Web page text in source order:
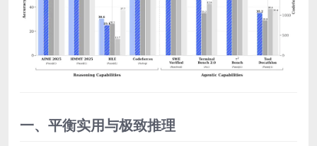
一、平衡实用与极致推理